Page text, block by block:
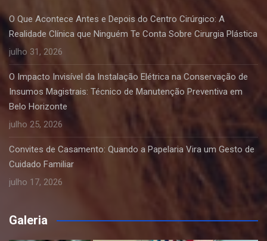
O Que Acontece Antes e Depois do Centro Cirúrgico: A
Realidade Clínica que Ninguém Te Conta Sobre Cirurgia Plástica
julho 31, 2026
O Impacto Invisível da Instalação Elétrica na Conservação de
Insumos Magistrais: Técnico de Manutenção Preventiva em
Belo Horizonte
julho 25, 2026
Convites de Casamento: Quando a Papelaria Vira um Gesto de
Cuidado Familiar
julho 17, 2026
Galeria